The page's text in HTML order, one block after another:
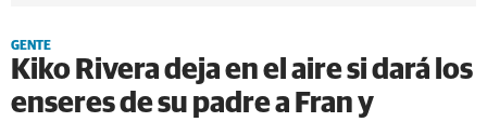
GENTE
Kiko Rivera deja en el aire si dará los
enseres de su padre a Fran y